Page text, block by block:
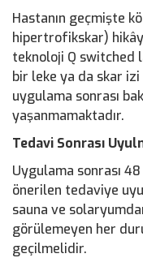
Hastanın geçmişte
hipertrofikskar)
teknoloji Q switched
bir leke ya da skar
uygulama sonrası
yaşanmamaktadır.
Tedavi Sonrası
Uygulama sonrası
önerilen tedaviye
sauna ve
görülemeyen her
geçilmelidir.